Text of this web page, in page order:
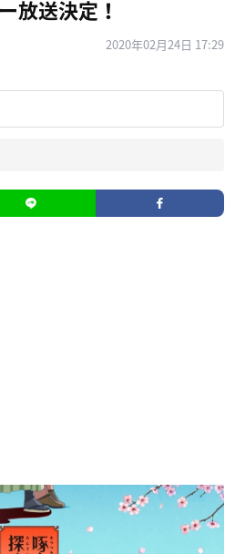
放送決定！
2020年02月24日 17:29